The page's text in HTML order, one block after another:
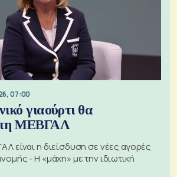
07:00
γιαούρτι θα
τη ΜΕΒΓΑΛ
είναι η διείσδυση σε νέες αγορές
- Η «μάχη» με την ιδιωτική